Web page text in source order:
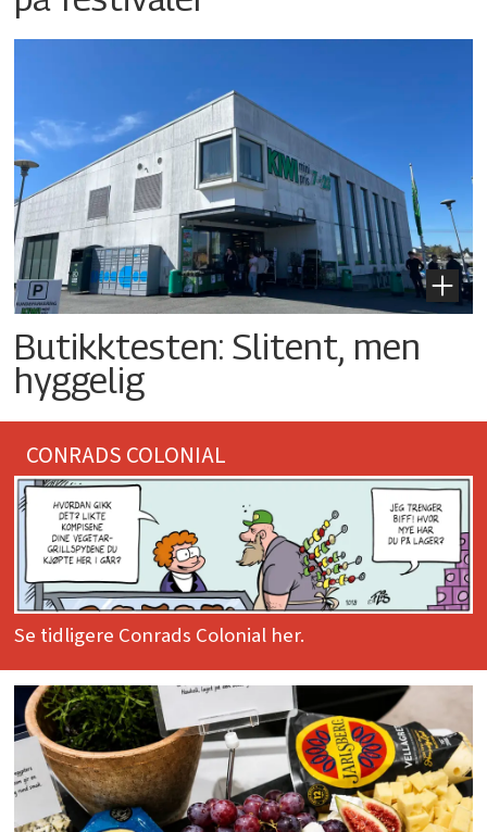
Butikktesten: Slitent, men
hyggelig
CONRADS COLONIAL
Se tidligere Conrads Colonial her.